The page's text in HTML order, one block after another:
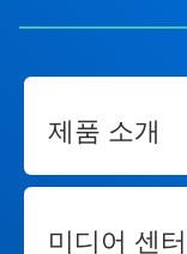
제품 소개
미디어 센터